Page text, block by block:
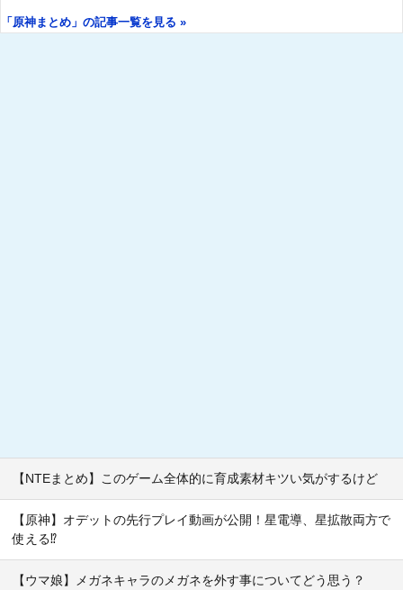
「原神まとめ」の記事一覧を見る »
【NTEまとめ】このゲーム全体的に育成素材キツい気がするけど
【原神】オデットの先行プレイ動画が公開！星電導、星拡散両方で
使える⁉
【ウマ娘】メガネキャラのメガネを外す事についてどう思う？